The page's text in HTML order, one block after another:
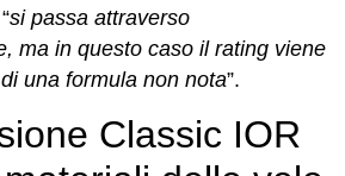
si passa attraverso
ma in questo caso il rating viene
una formula non nota”.
Classic IOR